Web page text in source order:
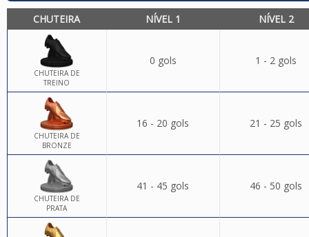
CHUTEIRA NÍVEL 1 NÍVEL 2
CHUTEIRA DE
TREINO
0 gols 1 - 2 gols
CHUTEIRA DE
BRONZE
16 - 20 gols 21 - 25 gols
CHUTEIRA DE
PRATA
41 - 45 gols 46 - 50 gols